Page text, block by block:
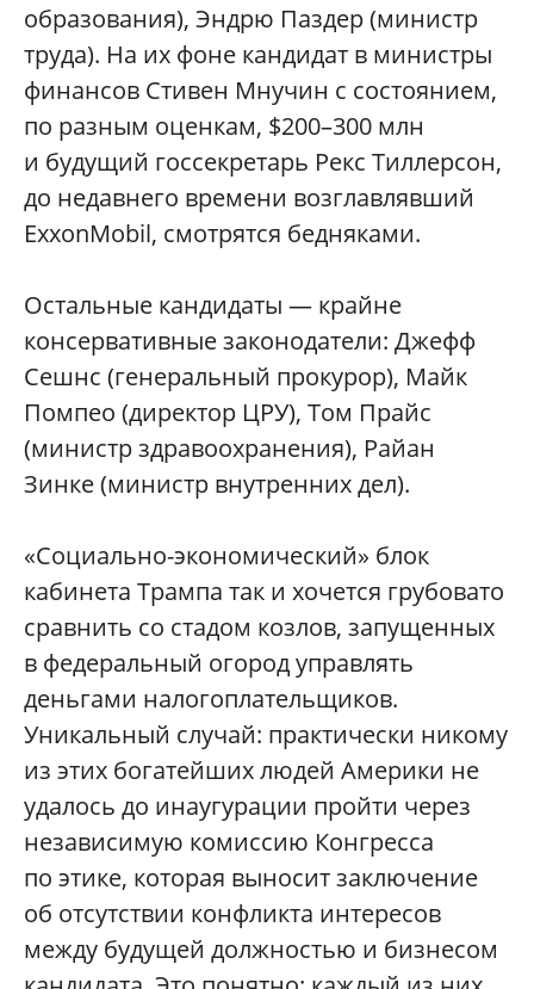
образования), Эндрю Паздер (министр
труда). На их фоне кандидат в министры
финансов Стивен Мнучин с состоянием,
по разным оценкам, $200–300 млн
и будущий госсекретарь Рекс Тиллерсон,
до недавнего времени возглавлявший
ExxonMobil, смотрятся бедняками.
Остальные кандидаты — крайне
консервативные законодатели: Джефф
Сешнс (генеральный прокурор), Майк
Помпео (директор ЦРУ), Том Прайс
(министр здравоохранения), Райан
Зинке (министр внутренних дел).
«Социально-экономический» блок
кабинета Трампа так и хочется грубовато
сравнить со стадом козлов, запущенных
в федеральный огород управлять
деньгами налогоплательщиков.
Уникальный случай: практически никому
из этих богатейших людей Америки не
удалось до инаугурации пройти через
независимую комиссию Конгресса
по этике, которая выносит заключение
об отсутствии конфликта интересов
между будущей должностью и бизнесом